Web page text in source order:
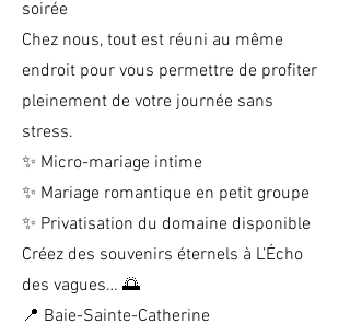
soirée
Chez nous, tout est réuni au même
endroit pour vous permettre de profiter
pleinement de votre journée sans
stress.
✨ Micro-mariage intime
✨ Mariage romantique en petit groupe
✨ Privatisation du domaine disponible
Créez des souvenirs éternels à L’Écho
des vagues… 🌅
📍 Baie-Sainte-Catherine